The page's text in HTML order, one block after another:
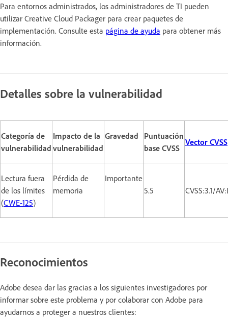
Para entornos administrados, los administradores de TI pueden
utilizar Creative Cloud Packager para crear paquetes de
implementación. Consulte esta página de ayuda para obtener más
información.
Detalles sobre la vulnerabilidad
Categoría de
vulnerabilidad
Impacto de la
vulnerabilidad
Gravedad
Puntuación
base CVSS
Vector CVSS
Lectura fuera
de los límites
(CWE-125)
Pérdida de
memoria
Importante
5.5
CVSS:3.1/
Reconocimientos
Adobe desea dar las gracias a los siguientes investigadores por
informar sobre este problema y por colaborar con Adobe para
ayudarnos a proteger a nuestros clientes: